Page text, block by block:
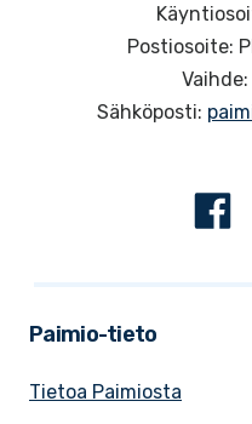
Postiosoite:
Vaihde:
Sähköposti:
Paimio-tieto
Tietoa Paimiosta